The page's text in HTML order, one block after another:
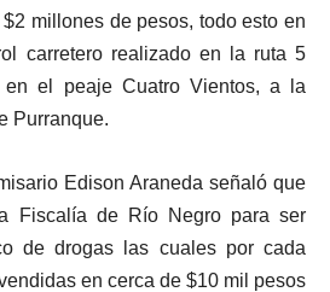
millones de pesos, todo esto en
carretero realizado en la ruta 5
en el peaje Cuatro Vientos, a la
Purranque.
Edison Araneda señaló que
Fiscalía de Río Negro para ser
de drogas las cuales por cada
en cerca de $10 mil pesos